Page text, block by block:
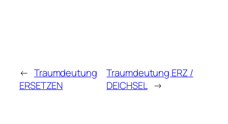
← Traumdeutung
ERSETZEN
Traumdeutung ERZ /
DEICHSEL →